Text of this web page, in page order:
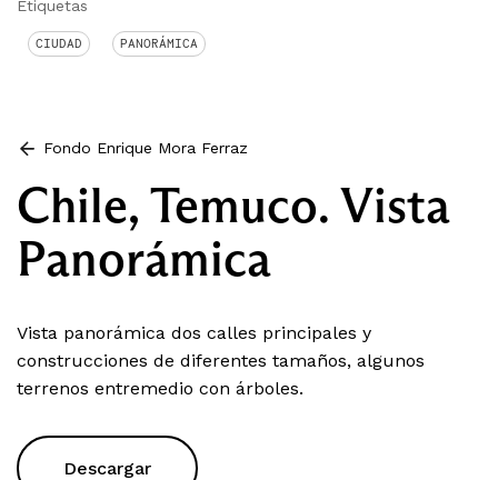
Etiquetas
CIUDAD PANORÁMICA
Fondo Enrique Mora Ferraz
Chile, Temuco. Vista
Panorámica
Vista panorámica dos calles principales y
construcciones de diferentes tamaños, algunos
terrenos entremedio con árboles.
Descargar